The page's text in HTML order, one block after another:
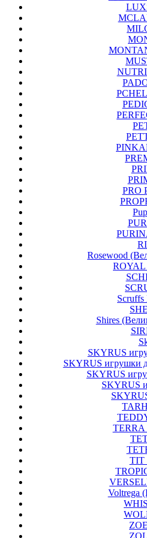
PRO
Rosewood
Shires
SKYRUS
SKYRUS игрушки
SKYRUS
SKYRUS
TIT
Voltrega